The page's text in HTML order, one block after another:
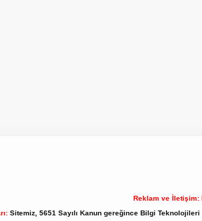
Reklam ve İletişim:
Sitemiz, 5651 Sayılı Kanun gereğince Bilgi